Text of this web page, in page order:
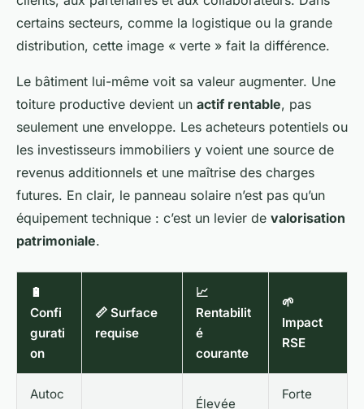
certains secteurs, comme la logistique ou la grande
distribution, cette image « verte » fait la différence.
Le bâtiment lui-même voit sa valeur augmenter. Une
toiture productive devient un actif rentable, pas
seulement une enveloppe. Les acheteurs potentiels ou
les investisseurs immobiliers y voient une source de
revenus additionnels et une maîtrise des charges
futures. En clair, le panneau solaire n’est pas qu’un
équipement technique : c’est un levier de valorisation
patrimoniale.
🔋
Confi
gurati
on
📏 Surface
requise
📈
Rentabilit
é
courante
🌱
Impact
RSE
Autoc
Élevée
Forte